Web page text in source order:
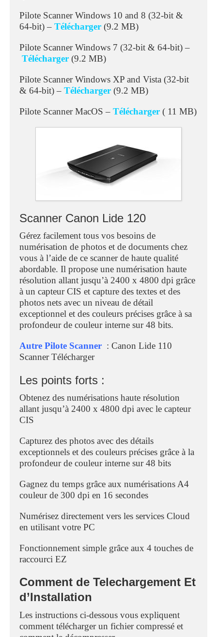
Pilote Scanner Windows 10 and 8 (32-bit &
64-bit) – Télécharger (9.2 MB)
Pilote Scanner Windows 7 (32-bit & 64-bit) –
Télécharger (9.2 MB)
Pilote Scanner Windows XP and Vista (32-bit
& 64-bit) – Télécharger (9.2 MB)
Pilote Scanner MacOS – Télécharger ( 11 MB)
Scanner Canon Lide 120
Gérez facilement tous vos besoins de
numérisation de photos et de documents chez
vous à l’aide de ce scanner de haute qualité
abordable. Il propose une numérisation haute
résolution allant jusqu’à 2400 x 4800 dpi grâce
à un capteur CIS et capture des textes et des
photos nets avec un niveau de détail
exceptionnel et des couleurs précises grâce à sa
profondeur de couleur interne sur 48 bits.
Autre Pilote Scanner : Canon Lide 110
Scanner Télécharger
Les points forts :
Obtenez des numérisations haute résolution
allant jusqu’à 2400 x 4800 dpi avec le capteur
CIS
Capturez des photos avec des détails
exceptionnels et des couleurs précises grâce à la
profondeur de couleur interne sur 48 bits
Gagnez du temps grâce aux numérisations A4
couleur de 300 dpi en 16 secondes
Numérisez directement vers les services Cloud
en utilisant votre PC
Fonctionnement simple grâce aux 4 touches de
raccourci EZ
Comment de Telechargement Et
d’Installation
Les instructions ci-dessous vous expliquent
comment télécharger un fichier compressé et